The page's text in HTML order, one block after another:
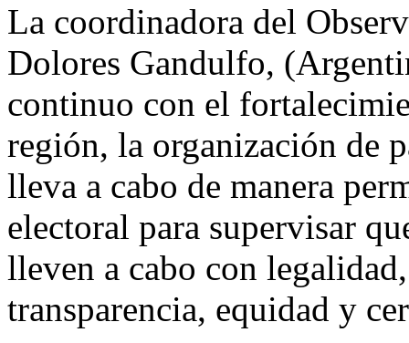
La coordinadora del
Dolores Gandulfo,
continuo con el
región, la organización de
lleva a cabo de manera
electoral para supervisar
lleven a cabo con
transparencia, equidad y